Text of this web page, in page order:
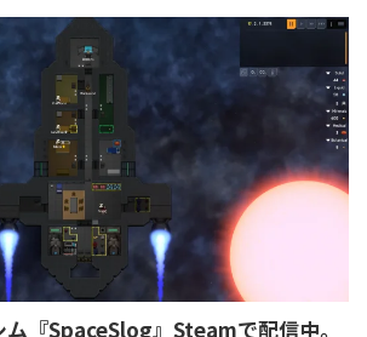
『SpaceSlog』Steamで配信中。